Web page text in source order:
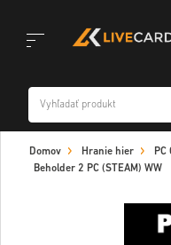
navigation
Domov Hranie hier PC
Beholder 2 PC (STEAM) WW